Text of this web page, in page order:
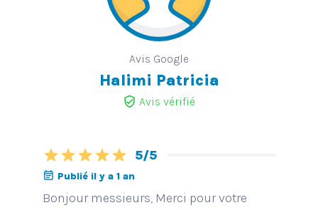
Avis Google
Halimi Patricia
verified_user Avis vérifié
starstarstarstarstar 5/5
event_note Publié il y a 1 an
Bonjour messieurs, Merci pour votre